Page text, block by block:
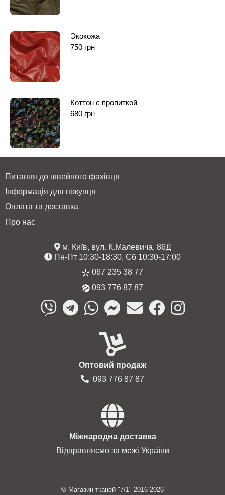
Экокожа
750 грн
Коттон с пропиткой
680 грн
Питання до швейного фахівця
Інформація для покупця
Оплата та доставка
Про нас
м. Київ, вул. К.Малевича, 86Д
Пн-Пт 10:30-18:30, Сб 10:30-17:00
067 235 38 77
093 776 87 87
Оптовий продаж
093 776 87 87
Міжнародна доставка
Відправляємо за межі України
© Магазин тканей "7/1" 2016-2026